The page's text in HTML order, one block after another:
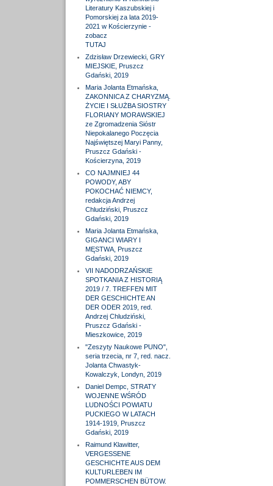
Literatury Kaszubskiej i
Pomorskiej za lata 2019-
2021 w Kościerzynie -
zobacz
TUTAJ
Zdzisław Drzewiecki, GRY
MIEJSKIE, Pruszcz
Gdański, 2019
Maria Jolanta Etmańska,
ZAKONNICA Z CHARYZMĄ.
ŻYCIE I SŁUŻBA SIOSTRY
FLORIANY MORAWSKIEJ
ze Zgromadzenia Sióstr
Niepokalanego Poczęcia
Najświętszej Maryi Panny,
Pruszcz Gdański -
Kościerzyna, 2019
CO NAJMNIEJ 44
POWODY, ABY
POKOCHAĆ NIEMCY,
redakcja Andrzej
Chludziński, Pruszcz
Gdański, 2019
Maria Jolanta Etmańska,
GIGANCI WIARY I
MĘSTWA, Pruszcz
Gdański, 2019
VII NADODRZAŃSKIE
SPOTKANIA Z HISTORIĄ
2019 / 7. TREFFEN MIT
DER GESCHICHTE AN
DER ODER 2019, red.
Andrzej Chludziński,
Pruszcz Gdański -
Mieszkowice, 2019
"Zeszyty Naukowe PUNO",
seria trzecia, nr 7, red. nacz.
Jolanta Chwastyk-
Kowalczyk, Londyn, 2019
Daniel Dempc, STRATY
WOJENNE WŚRÓD
LUDNOŚCI POWIATU
PUCKIEGO W LATACH
1914-1919, Pruszcz
Gdański, 2019
Raimund Klawitter,
VERGESSENE
GESCHICHTE AUS DEM
KULTURLEBEN IM
POMMERSCHEN BÜTOW.